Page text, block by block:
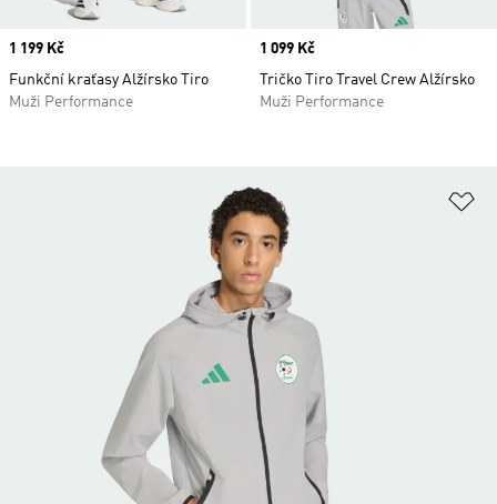
Price
1 199 Kč
Funkční kraťasy Alžírsko Tiro
Muži Performance
Price
1 099 Kč
Tričko Tiro Travel Crew Alžírsko
Muži Performance